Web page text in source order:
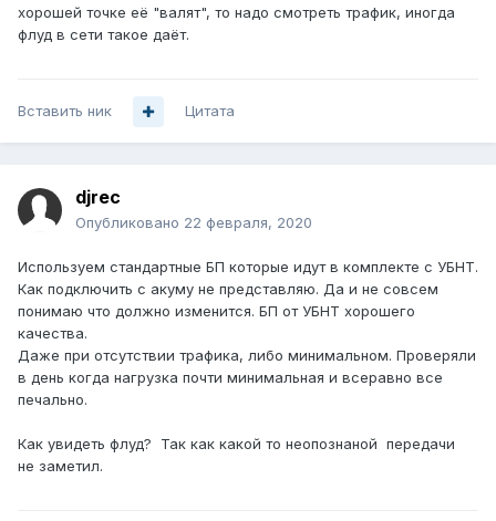
хорошей точке её "валят", то надо смотреть трафик, иногда
флуд в сети такое даёт.
Вставить ник Цитата
djrec
Опубликовано 22 февраля, 2020
Используем стандартные БП которые идут в комплекте с УБНТ.
Как подключить с акуму не представляю. Да и не совсем
понимаю что должно изменится. БП от УБНТ хорошего
качества.
Даже при отсутствии трафика, либо минимальном. Проверяли
в день когда нагрузка почти минимальная и всеравно все
печально.
Как увидеть флуд? Так как какой то неопознаной передачи
не заметил.